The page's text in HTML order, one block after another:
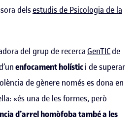
delsestudis de Psicologia de la
del grup de recerca GenTICde
enfocament holístici de superar
de gènere només es dona en
«és una de les formes, però
d’arrel homòfoba també a les